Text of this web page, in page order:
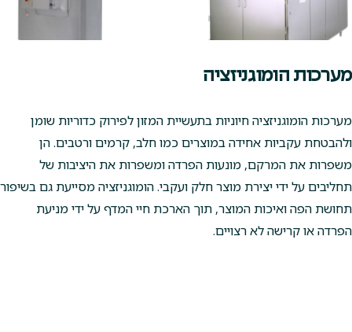
מערכות הומוגניזציה
מערכות הומוגניזציה חיוניות בתעשיית המזון לפירוק כדוריות שומן
ולהבטחת עקביות אחידה במוצרים כמו חלב, קרמים ורטבים. הן
משפרות את המרקם, מונעות הפרדה ומשפרות את היציבות של
תחליבים על ידי יצירת מוצר חלק ועקבי. הומוגניזציה מסייעת גם בשיפור
תחושת הפה ואיכות המוצר, תוך הארכת חיי המדף על ידי מניעת
הפרדה או קרישה לא רצויים.